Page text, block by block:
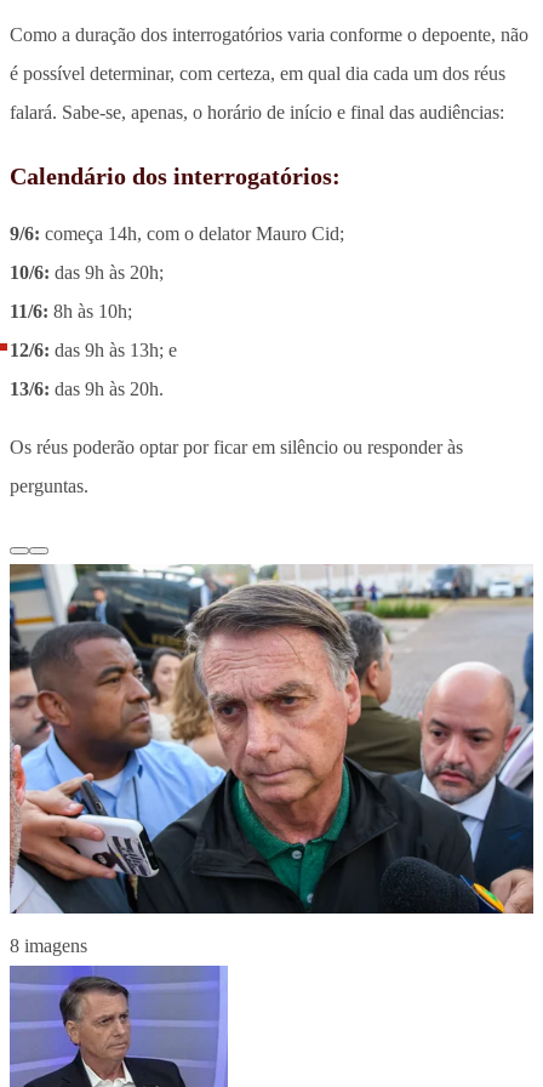
Como a duração dos interrogatórios varia conforme o depoente, não
é possível determinar, com certeza, em qual dia cada um dos réus
falará. Sabe-se, apenas, o horário de início e final das audiências:
Calendário dos interrogatórios:
9/6: começa 14h, com o delator Mauro Cid;
10/6: das 9h às 20h;
11/6: 8h às 10h;
12/6: das 9h às 13h; e
13/6: das 9h às 20h.
Os réus poderão optar por ficar em silêncio ou responder às
perguntas.
8 imagens